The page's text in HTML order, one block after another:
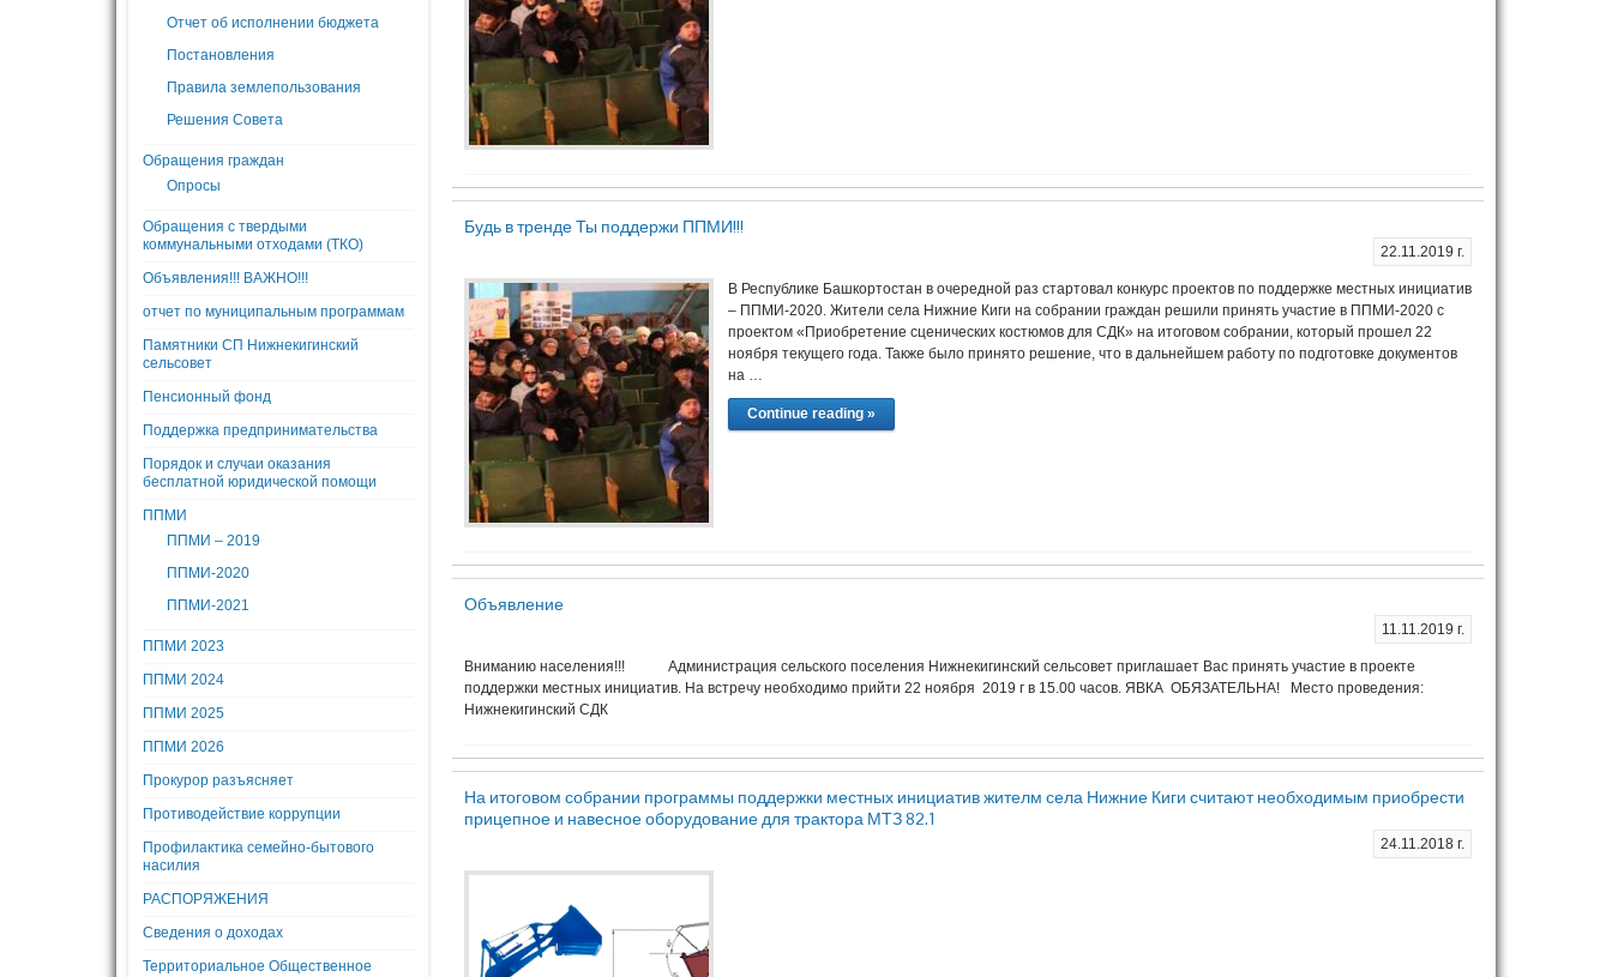
Отчет об исполнении бюджета
Постановления
Правила землепользования
Решения Совета
Обращения граждан
Опросы
Обращения с твердыми
коммунальными отходами (ТКО)
Объявления!!! ВАЖНО!!!
отчет по муниципальным программам
Памятники СП Нижнекигинский
сельсовет
Пенсионный фонд
Поддержка предпринимательства
Порядок и случаи оказания
бесплатной юридической помощи
ППМИ
ППМИ – 2019
ППМИ-2020
ППМИ-2021
ППМИ 2023
ППМИ 2024
ППМИ 2025
ППМИ 2026
Прокурор разъясняет
Противодействие коррупции
Профилактика семейно-бытового
насилия
РАСПОРЯЖЕНИЯ
Сведения о доходах
Территориальное Общественное
Будь в тренде Ты поддержи ППМИ!!!
22.11.2019 г.
В Республике Башкортостан в очередной раз стартовал конкурс проектов по поддержке местных инициатив
– ППМИ-2020. Жители села Нижние Киги на собрании граждан решили принять участие в ППМИ-2020 с
проектом «Приобретение сценических костюмов для СДК» на итоговом собрании, который прошел 22
ноября текущего года. Также было принято решение, что в дальнейшем работу по подготовке документов
на …
Continue reading »
Объявление
11.11.2019 г.
Вниманию населения!!! Администрация сельского поселения Нижнекигинский сельсовет приглашает Вас принять участие в проекте
поддержки местных инициатив. На встречу необходимо прийти 22 ноября 2019 г в 15.00 часов. ЯВКА ОБЯЗАТЕЛЬНА! Место проведения:
Нижнекигинский СДК
На итоговом собрании программы поддержки местных инициатив жителм села Нижние Киги считают необходимым приобрести
прицепное и навесное оборудование для трактора МТЗ 82.1
24.11.2018 г.